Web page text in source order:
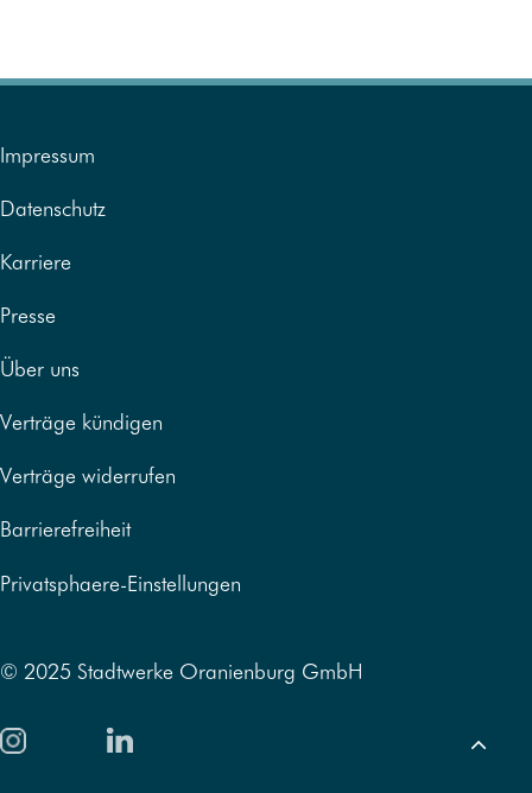
Impressum
Datenschutz
Karriere
Presse
Über uns
Verträge kündigen
Verträge widerrufen
Barrierefreiheit
Privatsphaere-Einstellungen
© 2025 Stadtwerke Oranienburg GmbH